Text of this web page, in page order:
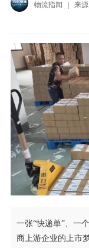
物流指闻 | 来源
一张“快递单”、一
商上游企业的上市